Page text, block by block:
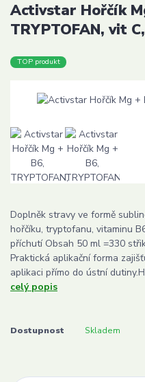
Activstar Hořčík
TRYPTOFAN, vit
TOP produkt
Doplněk stravy ve formě
hořčíku, tryptofanu, vitaminu
příchutí Obsah 50 ml =330
Praktická aplikační forma
aplikaci přímo do ústní
celý popis
Dostupnost Skladem